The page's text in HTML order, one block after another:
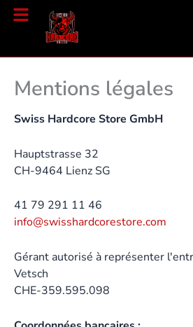
Aller
Mentions légales
Swiss Hardcore Store GmbH
Hauptstrasse 32
CH-9464 Lienz SG
41 79 291 11 46
info@swisshardcorestore.com
Gérant autorisé à représenter
Vetsch
CHE-359.595.098